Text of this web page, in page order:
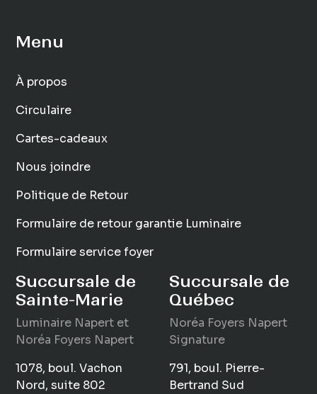
Menu
À propos
Circulaire
Cartes-cadeaux
Nous joindre
Politique de Retour
Formulaire de retour garantie Luminaire
Formulaire service foyer
Succursale de
Sainte-Marie
Luminaire Napert et
Noréa Foyers Napert
1078, boul. Vachon
Nord, suite 802
Succursale de
Québec
Noréa Foyers Napert
Signature
791, boul. Pierre-
Bertrand Sud